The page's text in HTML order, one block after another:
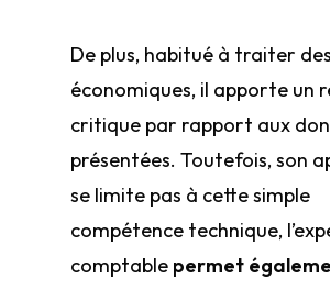
De plus, habitué à traiter
économiques, il apporte un
critique par rapport aux
présentées. Toutefois, son
se limite pas à cette simple
compétence technique,
comptable permet